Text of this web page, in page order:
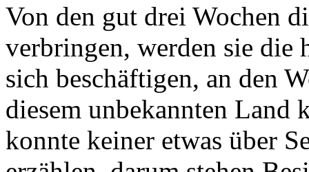
Von den gut drei Wochen
verbringen, werden sie die
sich beschäftigen, an den
diesem unbekannten Land
konnte keiner etwas über